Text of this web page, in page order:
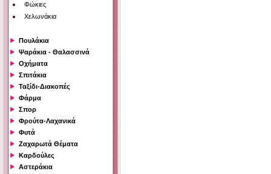
Φώκιες
Χελωνάκια
Πουλάκια
Ψαράκια - Θαλασσινά
Οχήματα
Σπιτάκια
Ταξίδι-Διακοπές
Φάρμα
Σπορ
Φρούτα-Λαχανικά
Φυτά
Ζαχαρωτά Θέματα
Καρδούλες
Αστεράκια